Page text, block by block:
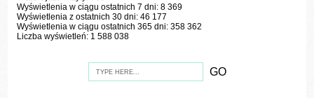
Wyświetlenia w ciągu ostatnich 7 dni:8 369
Wyświetlenia z ostatnich 30 dni:46 177
Wyświetlenia w ciągu ostatnich 365 dni:358 362
Liczba wyświetleń: 1 588 038